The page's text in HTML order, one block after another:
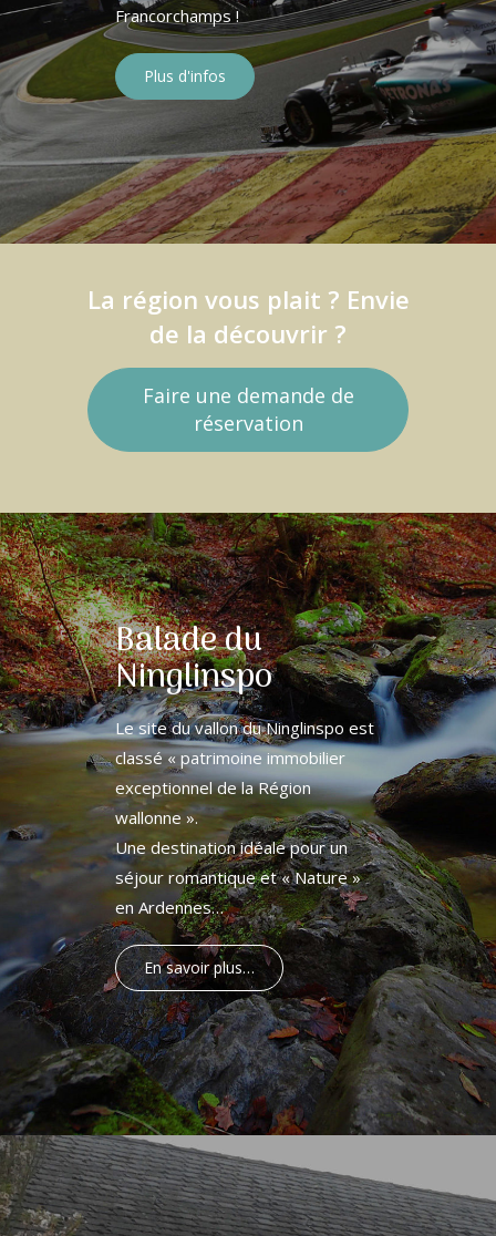
Francorchamps !
Plus d'infos
La région vous plait ? Envie
de la découvrir ?
Faire une demande de
réservation
Balade du
Ninglinspo
Le site du vallon du Ninglinspo est
classé « patrimoine immobilier
exceptionnel de la Région
wallonne ».
Une destination idéale pour un
séjour romantique et « Nature »
en Ardennes…
En savoir plus…